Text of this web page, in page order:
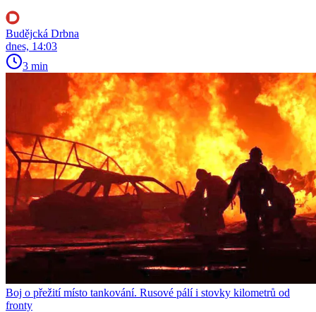
Budějcká Drbna
dnes, 14:03
3 min
Boj o přežití místo tankování. Rusové pálí i stovky kilometrů od
fronty